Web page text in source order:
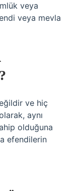
veya
veya mevla
ve hiç
aynı
olduğuna
efendilerin